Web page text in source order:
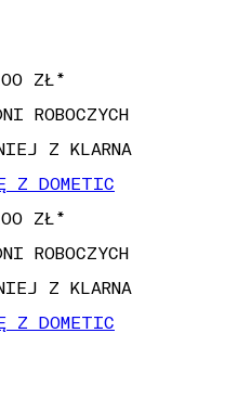
ZŁ*
ROBOCZYCH
Z KLARNA
Z DOMETIC
ZŁ*
ROBOCZYCH
Z KLARNA
Z DOMETIC